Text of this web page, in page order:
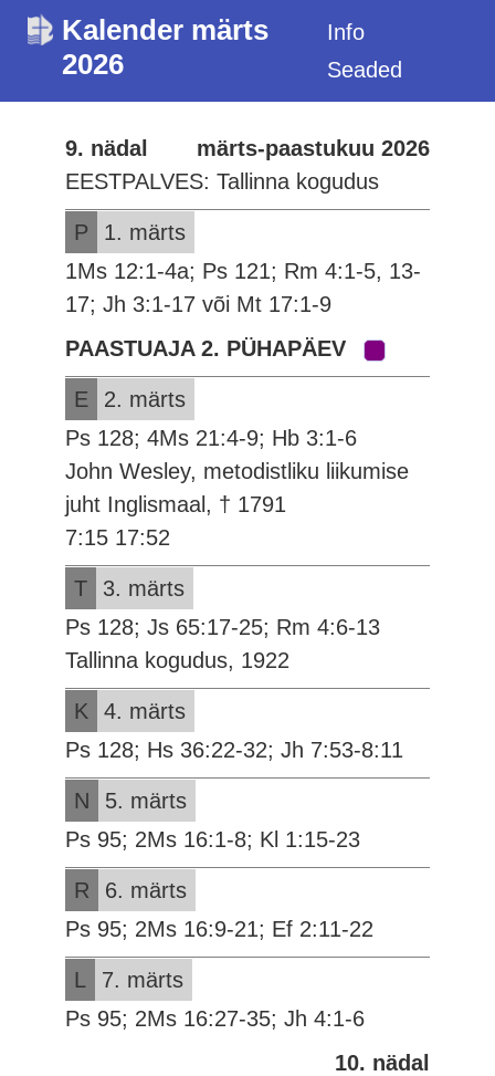
Kalender märts
2026
Info
Seaded
9. nädal
märts-paastukuu 2026
EESTPALVES: Tallinna kogudus
P
1. märts
1Ms 12:1-4a; Ps 121; Rm 4:1-5, 13-
17; Jh 3:1-17 või Mt 17:1-9
PAASTUAJA 2. PÜHAPÄEV
E
2. märts
Ps 128; 4Ms 21:4-9; Hb 3:1-6
John Wesley, metodistliku liikumise
juht Inglismaal, † 1791
7:15 17:52
T
3. märts
Ps 128; Js 65:17-25; Rm 4:6-13
Tallinna kogudus, 1922
K
4. märts
Ps 128; Hs 36:22-32; Jh 7:53-8:11
N
5. märts
Ps 95; 2Ms 16:1-8; Kl 1:15-23
R
6. märts
Ps 95; 2Ms 16:9-21; Ef 2:11-22
L
7. märts
Ps 95; 2Ms 16:27-35; Jh 4:1-6
10. nädal